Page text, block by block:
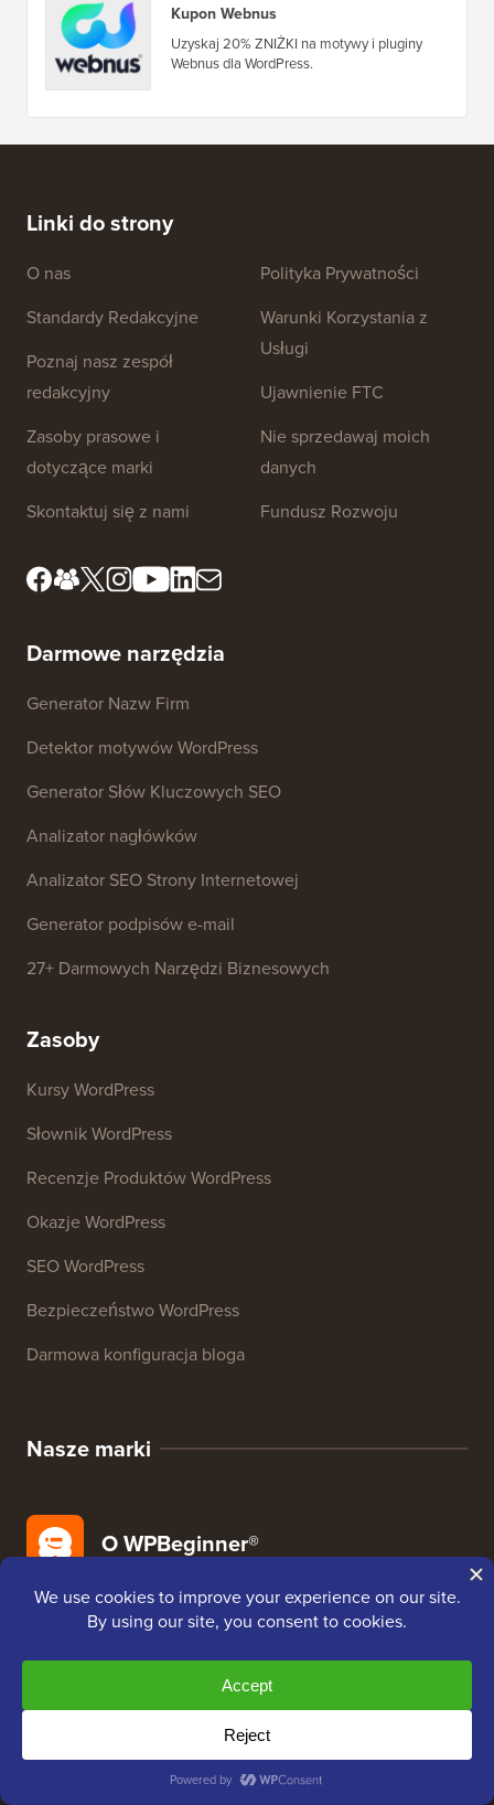
Kupon Webnus
Uzyskaj 20% ZNIŻKI na motywy i pluginy
Webnus dla WordPress.
Linki do strony
O nas
Standardy Redakcyjne
Poznaj nasz zespół
redakcyjny
Zasoby prasowe i
dotyczące marki
Skontaktuj się z nami
Polityka Prywatności
Warunki Korzystania z
Usługi
Ujawnienie FTC
Nie sprzedawaj moich
danych
Fundusz Rozwoju
Darmowe narzędzia
Generator Nazw Firm
Detektor motywów WordPress
Generator Słów Kluczowych SEO
Analizator nagłówków
Analizator SEO Strony Internetowej
Generator podpisów e-mail
27+ Darmowych Narzędzi Biznesowych
Zasoby
Kursy WordPress
Słownik WordPress
Recenzje Produktów WordPress
Okazje WordPress
SEO WordPress
Bezpieczeństwo WordPress
Darmowa konfiguracja bloga
Nasze marki
O WPBeginner®
WPBeginner to darmowa strona z zasobami WordPress
samouczków WordPress i innych zasobów
szkoleniowych, aby pomóc ludziom nauczyć się